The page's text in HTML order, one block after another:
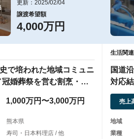
更新：2025/02/04
譲渡希望額
4,000万円
で培われた地域コミュニ
婚葬祭を営む割烹・郷
1,000万円〜3,000万円
熊本県
寿司・日本料理店 / 他
生活関
国道
対応
売上
地域
業種